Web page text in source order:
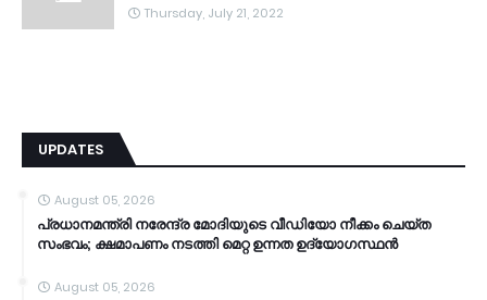
Thursday, July 21, 2022
UPDATES
August 05, 2026
പ്രധാനമന്ത്രി നരേന്ദ്ര മോദിയുടെ വീഡിയോ നീക്കം ചെയ്ത
സംഭവം; ക്ഷമാപണം നടത്തി മെറ്റ ഉന്നത ഉദ്യോഗസ്ഥന്‍
August 05, 2026